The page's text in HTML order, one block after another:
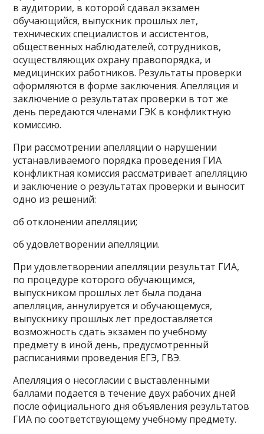
в аудитории, в которой сдавал экзамен
обучающийся, выпускник прошлых лет,
технических специалистов и ассистентов,
общественных наблюдателей, сотрудников,
осуществляющих охрану правопорядка, и
медицинских работников. Результаты проверки
оформляются в форме заключения. Апелляция и
заключение о результатах проверки в тот же
день передаются членами ГЭК в конфликтную
комиссию.
При рассмотрении апелляции о нарушении
устанавливаемого порядка проведения ГИА
конфликтная комиссия рассматривает апелляцию
и заключение о результатах проверки и выносит
одно из решений:
об отклонении апелляции;
об удовлетворении апелляции.
При удовлетворении апелляции результат ГИА,
по процедуре которого обучающимся,
выпускником прошлых лет была подана
апелляция, аннулируется и обучающемуся,
выпускнику прошлых лет предоставляется
возможность сдать экзамен по учебному
предмету в иной день, предусмотренный
расписаниями проведения ЕГЭ, ГВЭ.
Апелляция о несогласии с выставленными
баллами подается в течение двух рабочих дней
после официального дня объявления результатов
ГИА по соответствующему учебному предмету.